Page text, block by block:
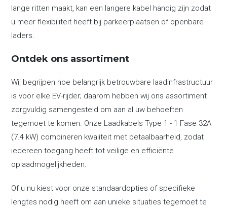
lange ritten maakt, kan een langere kabel handig zijn zodat
u meer flexibiliteit heeft bij parkeerplaatsen of openbare
laders.
Ontdek ons assortiment
Wij begrijpen hoe belangrijk betrouwbare laadinfrastructuur
is voor elke EV-rijder; daarom hebben wij ons assortiment
zorgvuldig samengesteld om aan al uw behoeften
tegemoet te komen. Onze Laadkabels Type 1 - 1 Fase 32A
(7.4 kW) combineren kwaliteit met betaalbaarheid, zodat
iedereen toegang heeft tot veilige en efficiënte
oplaadmogelijkheden.
Of u nu kiest voor onze standaardopties of specifieke
lengtes nodig heeft om aan unieke situaties tegemoet te